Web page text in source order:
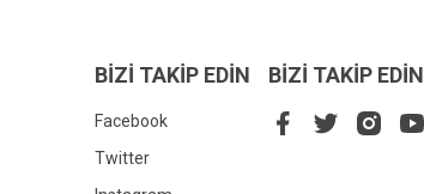
BİZİ TAKİP EDİN
Facebook
Twitter
BİZİ TAKİP EDİN